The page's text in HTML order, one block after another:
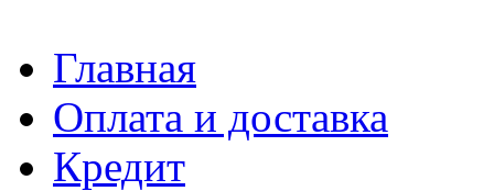
Главная
Оплата и доставка
Кредит